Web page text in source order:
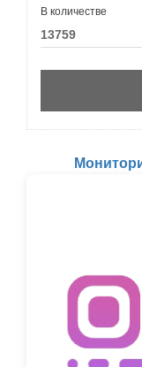
В количестве